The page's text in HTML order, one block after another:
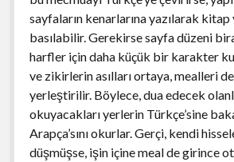
sayfaların kenarlarına yazılarak kitap
basılabilir. Gerekirse sayfa düzeni
harfler için daha küçük bir karakter
ve zikirlerin asılları ortaya, mealleri
yerleştirilir. Böylece, dua edecek
okuyacakları yerlerin Türkçe’sine
Arapça’sını okurlar. Gerçi, kendi
düşmüşse, işin içine meal de girince